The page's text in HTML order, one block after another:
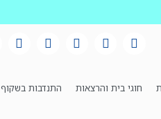
חוגי בית והרצאות התנדבות בשקוף